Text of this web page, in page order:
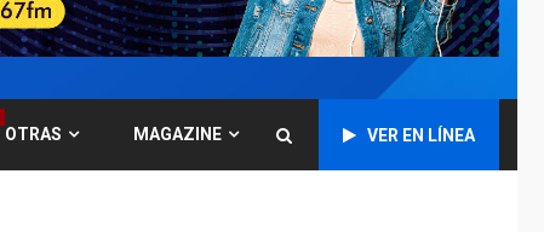
OTRAS MAGAZINE VER EN LÍNEA
metálicas como
terminales
Aeropuerto de